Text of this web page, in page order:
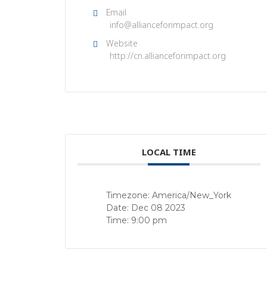
Email
info@allianceforimpact.org
Website
http://cn.allianceforimpact.org
LOCAL TIME
Timezone: America/New_York
Date: Dec 08 2023
Time: 9:00 pm